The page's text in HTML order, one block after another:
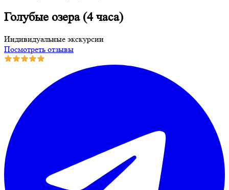
Голубые озера (4 часа)
Индивидуальные экскурсии
Посмотреть отзывы